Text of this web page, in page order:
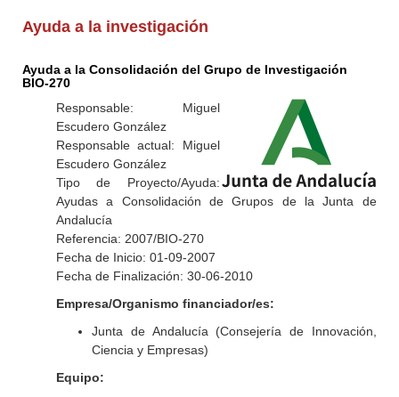
Ayuda a la investigación
Ayuda a la Consolidación del Grupo de Investigación
BIO-270
Responsable: Miguel
Escudero González
Responsable actual: Miguel
Escudero González
Tipo de Proyecto/Ayuda:
Ayudas a Consolidación de Grupos de la Junta de
Andalucía
Referencia: 2007/BIO-270
Fecha de Inicio: 01-09-2007
Fecha de Finalización: 30-06-2010
Empresa/Organismo financiador/es:
Junta de Andalucía (Consejería de Innovación,
Ciencia y Empresas)
Equipo: